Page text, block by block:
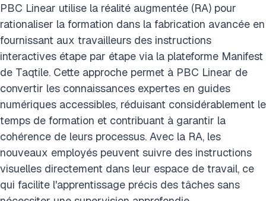
PBC Linear utilise la réalité augmentée (RA) pour
rationaliser la formation dans la fabrication avancée en
fournissant aux travailleurs des instructions
interactives étape par étape via la plateforme Manifest
de Taqtile. Cette approche permet à PBC Linear de
convertir les connaissances expertes en guides
numériques accessibles, réduisant considérablement le
temps de formation et contribuant à garantir la
cohérence de leurs processus. Avec la RA, les
nouveaux employés peuvent suivre des instructions
visuelles directement dans leur espace de travail, ce
qui facilite l'apprentissage précis des tâches sans